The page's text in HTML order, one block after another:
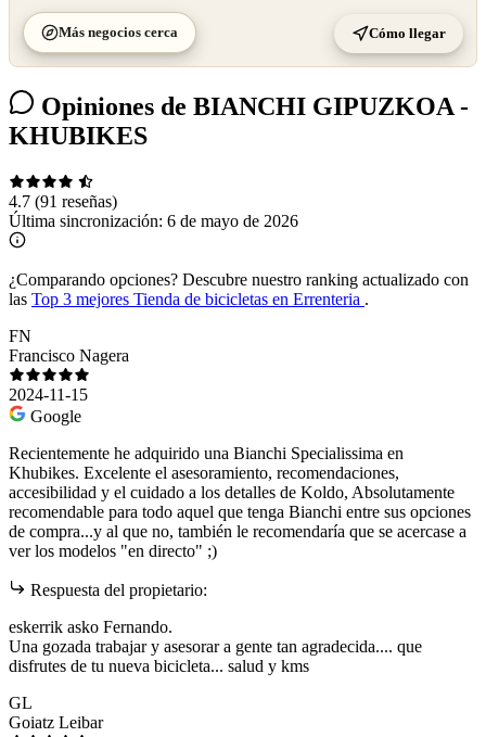
Más negocios cerca Cómo llegar
Opiniones de BIANCHI GIPUZKOA -
KHUBIKES
4.7 (91 reseñas)
Última sincronización: 6 de mayo de 2026
¿Comparando opciones? Descubre nuestro ranking actualizado con
las Top 3 mejores Tienda de bicicletas en Errenteria .
FN
Francisco Nagera
2024-11-15
Google
Recientemente he adquirido una Bianchi Specialissima en
Khubikes. Excelente el asesoramiento, recomendaciones,
accesibilidad y el cuidado a los detalles de Koldo, Absolutamente
recomendable para todo aquel que tenga Bianchi entre sus opciones
de compra...y al que no, también le recomendaría que se acercase a
ver los modelos "en directo" ;)
Respuesta del propietario:
eskerrik asko Fernando.
Una gozada trabajar y asesorar a gente tan agradecida.... que
disfrutes de tu nueva bicicleta... salud y kms
GL
Goiatz Leibar